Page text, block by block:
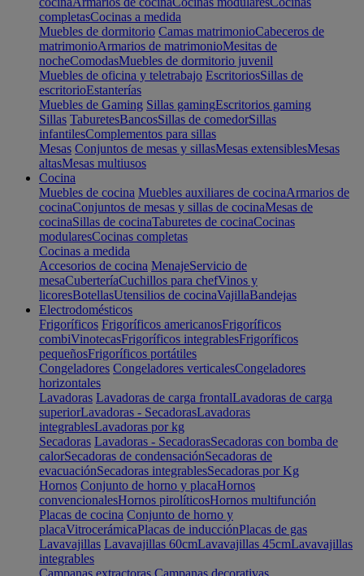
completasCocinas a medida
Muebles de dormitorio Camas matrimonioCabeceros de
matrimonioArmarios de matrimonioMesitas de
nocheComodasMuebles de dormitorio juvenil
Muebles de oficina y teletrabajo EscritoriosSillas de
escritorioEstanterías
Muebles de Gaming Sillas gamingEscritorios gaming
Sillas TaburetesBancosSillas de comedorSillas
infantilesComplementos para sillas
Mesas Conjuntos de mesas y sillasMesas extensiblesMesas
altasMesas multiusos
Cocina
Muebles de cocina Muebles auxiliares de cocinaArmarios de
cocinaConjuntos de mesas y sillas de cocinaMesas de
cocinaSillas de cocinaTaburetes de cocinaCocinas
modularesCocinas completas
Cocinas a medida
Accesorios de cocina MenajeServicio de
mesaCuberteríaCuchillos para chefVinos y
licoresBotellasUtensilios de cocinaVajillaBandejas
Electrodomésticos
Frigoríficos Frigoríficos americanosFrigoríficos
combiVinotecasFrigoríficos integrablesFrigoríficos
pequeñosFrigoríficos portátiles
Congeladores Congeladores verticalesCongeladores
horizontales
Lavadoras Lavadoras de carga frontalLavadoras de carga
superiorLavadoras - SecadorasLavadoras
integrablesLavadoras por kg
Secadoras Lavadoras - SecadorasSecadoras con bomba de
calorSecadoras de condensaciónSecadoras de
evacuaciónSecadoras integrablesSecadoras por Kg
Hornos Conjunto de horno y placaHornos
convencionalesHornos pirolíticosHornos multifunción
Placas de cocina Conjunto de horno y
placaVitrocerámicaPlacas de inducciónPlacas de gas
Lavavajillas Lavavajillas 60cmLavavajillas 45cmLavavajillas
integrables
Campanas extractoras Campanas decorativas